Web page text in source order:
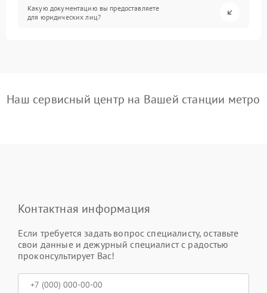
Какую документацию вы предоставляете
для юридических лиц?
Наш сервисный центр на Вашей станции метро
Контактная информация
Если требуется задать вопрос специалисту, оставьте
свои данные и дежурный специалист с радостью
проконсультирует Вас!